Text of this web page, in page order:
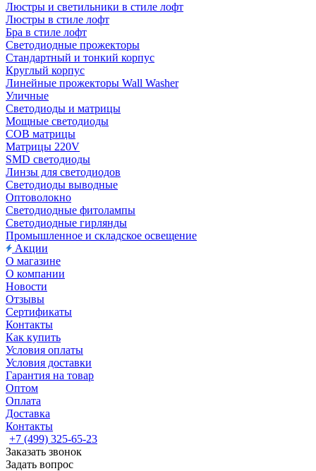
Люстры и светильники в стиле лофт
Люстры в стиле лофт
Бра в стиле лофт
Светодиодные прожекторы
Стандартный и тонкий корпус
Круглый корпус
Линейные прожекторы Wall Washer
Уличные
Светодиоды и матрицы
Мощные светодиоды
COB матрицы
Матрицы 220V
SMD светодиоды
Линзы для светодиодов
Светодиоды выводные
Оптоволокно
Светодиодные фитолампы
Светодиодные гирлянды
Промышленное и складское освещение
Акции
О магазине
О компании
Новости
Отзывы
Сертификаты
Контакты
Как купить
Условия оплаты
Условия доставки
Гарантия на товар
Оптом
Оплата
Доставка
Контакты
+7 (499) 325-65-23
Заказать звонок
Задать вопрос